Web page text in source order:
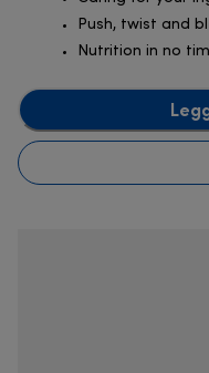
Push, twist and
Nutrition in no